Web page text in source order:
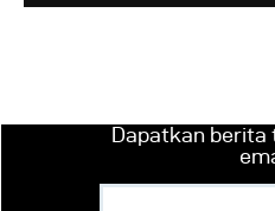
Dapatkan berita